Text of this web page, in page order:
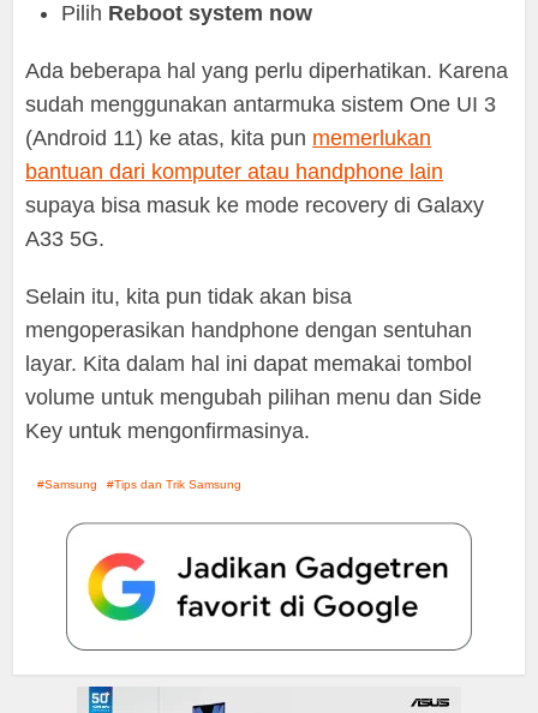
Pilih Reboot system now
Ada beberapa hal yang perlu diperhatikan. Karena
sudah menggunakan antarmuka sistem One UI 3
(Android 11) ke atas, kita pun memerlukan
bantuan dari komputer atau handphone lain
supaya bisa masuk ke mode recovery di Galaxy
A33 5G.
Selain itu, kita pun tidak akan bisa
mengoperasikan handphone dengan sentuhan
layar. Kita dalam hal ini dapat memakai tombol
volume untuk mengubah pilihan menu dan Side
Key untuk mengonfirmasinya.
Samsung Tips dan Trik Samsung